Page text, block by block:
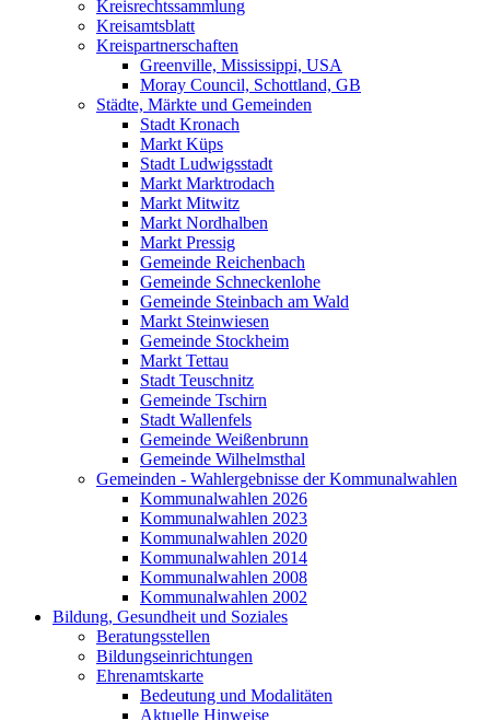
Kreisrechtssammlung
Kreisamtsblatt
Kreispartnerschaften
Greenville, Mississippi, USA
Moray Council, Schottland, GB
Städte, Märkte und Gemeinden
Stadt Kronach
Markt Küps
Stadt Ludwigsstadt
Markt Marktrodach
Markt Mitwitz
Markt Nordhalben
Markt Pressig
Gemeinde Reichenbach
Gemeinde Schneckenlohe
Gemeinde Steinbach am Wald
Markt Steinwiesen
Gemeinde Stockheim
Markt Tettau
Stadt Teuschnitz
Gemeinde Tschirn
Stadt Wallenfels
Gemeinde Weißenbrunn
Gemeinde Wilhelmsthal
Gemeinden - Wahlergebnisse der Kommunalwahlen
Kommunalwahlen 2026
Kommunalwahlen 2023
Kommunalwahlen 2020
Kommunalwahlen 2014
Kommunalwahlen 2008
Kommunalwahlen 2002
Bildung, Gesundheit und Soziales
Beratungsstellen
Bildungseinrichtungen
Ehrenamtskarte
Bedeutung und Modalitäten
Aktuelle Hinweise